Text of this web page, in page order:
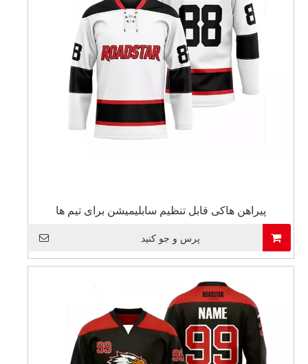
پیراهن هاکی قابل تنظیم سابلیمیشن برای تیم ها
پرس و جو کنید